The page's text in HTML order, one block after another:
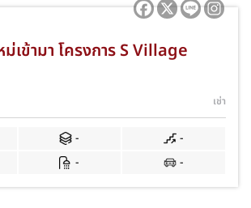
ม่เข้ามา โครงการ S Village
เช่า
-
-
- -